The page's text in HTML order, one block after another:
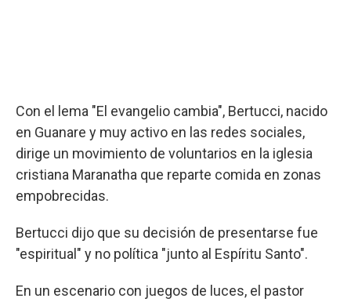
Con el lema "El evangelio cambia", Bertucci, nacido
en Guanare y muy activo en las redes sociales,
dirige un movimiento de voluntarios en la iglesia
cristiana Maranatha que reparte comida en zonas
empobrecidas.
Bertucci dijo que su decisión de presentarse fue
"espiritual" y no política "junto al Espíritu Santo".
En un escenario con juegos de luces, el pastor